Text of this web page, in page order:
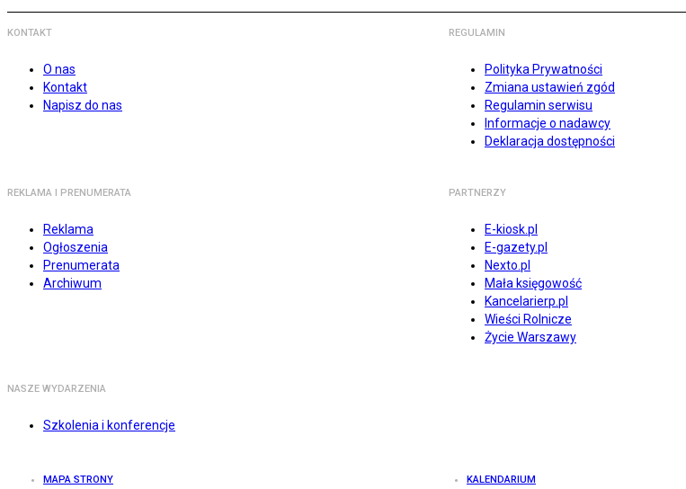
KONTAKT
O nas
Kontakt
Napisz do nas
REGULAMIN
Polityka Prywatności
Zmiana ustawień zgód
Regulamin serwisu
Informacje o nadawcy
Deklaracja dostępności
REKLAMA I PRENUMERATA
Reklama
Ogłoszenia
Prenumerata
Archiwum
PARTNERZY
E-kiosk.pl
E-gazety.pl
Nexto.pl
Mała księgowość
Kancelarierp.pl
Wieści Rolnicze
Życie Warszawy
NASZE WYDARZENIA
Szkolenia i konferencje
MAPA STRONY KALENDARIUM